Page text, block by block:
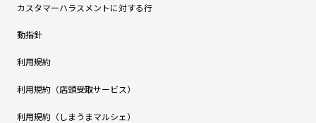
カスタマーハラスメントに対する行
動指針
利用規約
利用規約（店頭受取サービス）
利用規約（しまうまマルシェ）